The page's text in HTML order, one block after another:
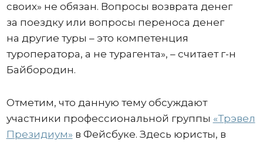
своих» не обязан. Вопросы возврата денег
за поездку или вопросы переноса денег
на другие туры – это компетенция
туроператора, а не турагента», – считает г-н
Байбородин.
Отметим, что данную тему обсуждают
участники профессиональной группы «Трэвел
Президиум» в Фейсбуке. Здесь юристы, в